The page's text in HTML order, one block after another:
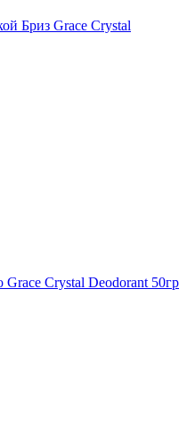
Бриз Grace Crystal
Crystal Deodorant 50гр